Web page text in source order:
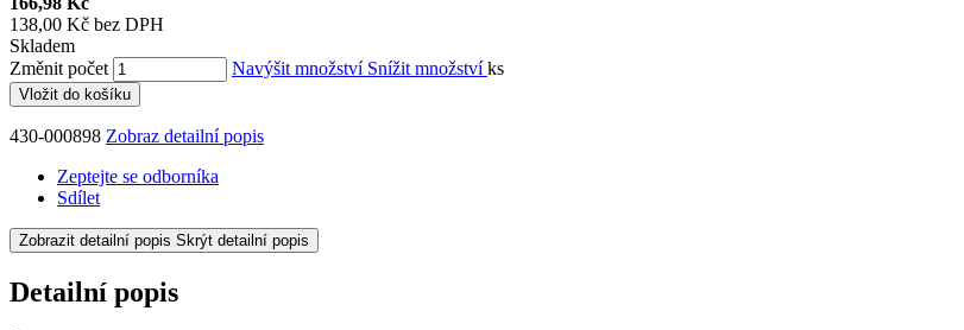
138,00 Kč bez DPH
Skladem
Změnit počet
Navýšit množství Snížit množstvíks
Vložit do košíku
430-000898 Zobraz detailní popis
Zeptejte se odborníka
Sdílet
Zobrazit detailní popis Skrýt detailní popis
Detailní popis